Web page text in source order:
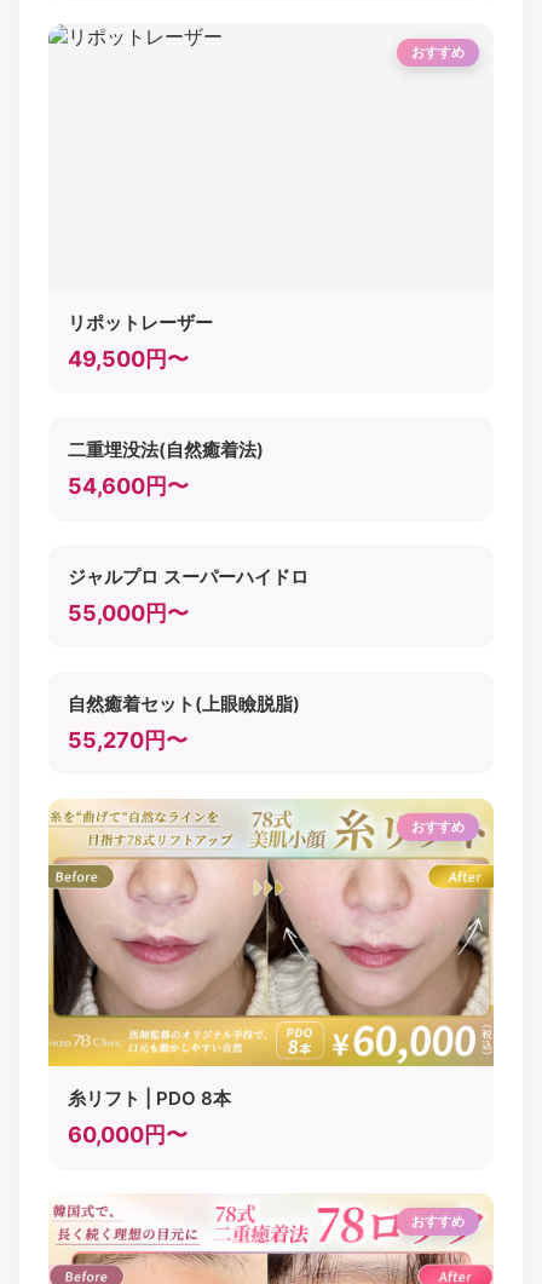
おすすめ
リポットレーザー
49,500円〜
二重埋没法(自然癒着法)
54,600円〜
ジャルプロ スーパーハイドロ
55,000円〜
自然癒着セット(上眼瞼脱脂)
55,270円〜
おすすめ
糸リフト | PDO 8本
60,000円〜
おすすめ